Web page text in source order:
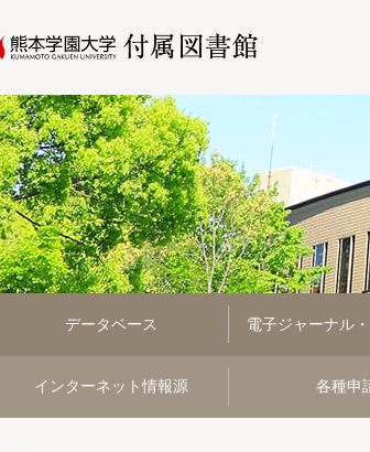
データベース 電子ジャーナル
インターネット情報源 各種申